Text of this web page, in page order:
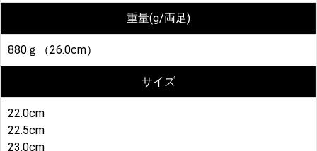
重量(g/両足)
880ｇ（26.0cm）
サイズ
22.0cm
22.5cm
23.0cm